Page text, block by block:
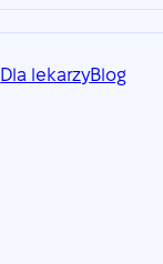
Dla lekarzyBlog